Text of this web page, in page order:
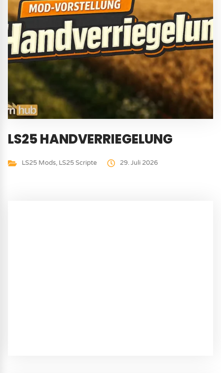
LS25 HANDVERRIEGELUNG
LS25 Mods, LS25 Scripte 29. Juli 2026